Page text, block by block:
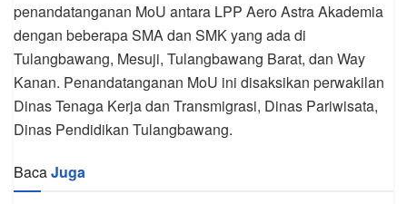
penandatanganan MoU antara LPP Aero Astra Akademia
dengan beberapa SMA dan SMK yang ada di
Tulangbawang, Mesuji, Tulangbawang Barat, dan Way
Kanan. Penandatanganan MoU ini disaksikan perwakilan
Dinas Tenaga Kerja dan Transmigrasi, Dinas Pariwisata,
Dinas Pendidikan Tulangbawang.
BacaJuga